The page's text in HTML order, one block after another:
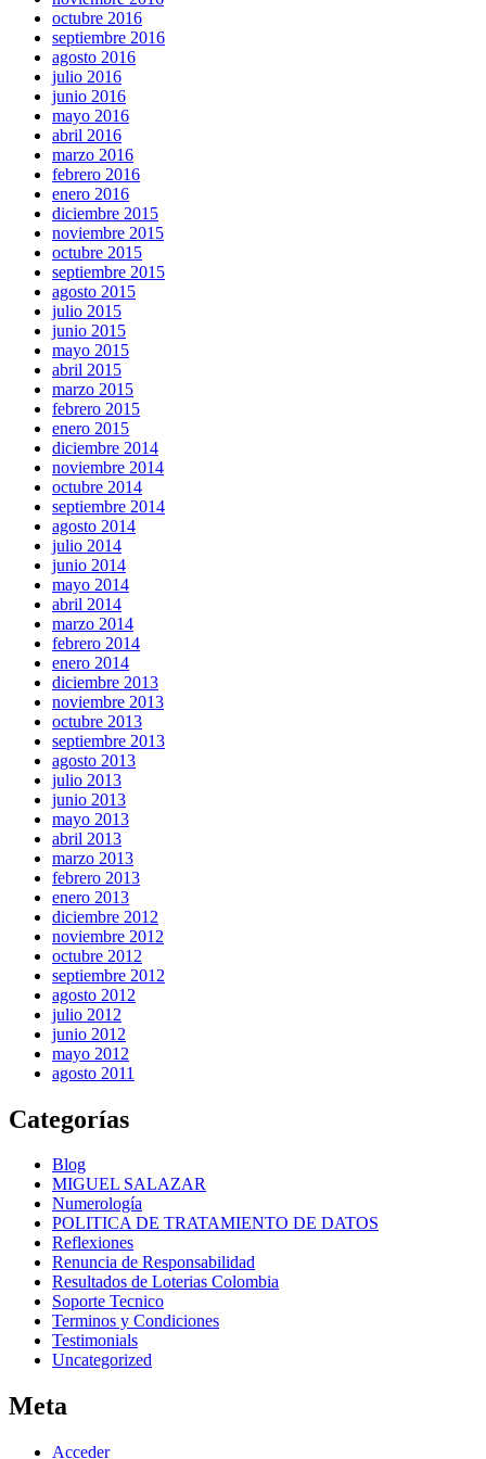
octubre 2016
septiembre 2016
agosto 2016
julio 2016
junio 2016
mayo 2016
abril 2016
marzo 2016
febrero 2016
enero 2016
diciembre 2015
noviembre 2015
octubre 2015
septiembre 2015
agosto 2015
julio 2015
junio 2015
mayo 2015
abril 2015
marzo 2015
febrero 2015
enero 2015
diciembre 2014
noviembre 2014
octubre 2014
septiembre 2014
agosto 2014
julio 2014
junio 2014
mayo 2014
abril 2014
marzo 2014
febrero 2014
enero 2014
diciembre 2013
noviembre 2013
octubre 2013
septiembre 2013
agosto 2013
julio 2013
junio 2013
mayo 2013
abril 2013
marzo 2013
febrero 2013
enero 2013
diciembre 2012
noviembre 2012
octubre 2012
septiembre 2012
agosto 2012
julio 2012
junio 2012
mayo 2012
agosto 2011
Categorías
Blog
MIGUEL SALAZAR
Numerología
POLITICA DE TRATAMIENTO DE DATOS
Reflexiones
Renuncia de Responsabilidad
Resultados de Loterias Colombia
Soporte Tecnico
Terminos y Condiciones
Testimonials
Uncategorized
Meta
Acceder